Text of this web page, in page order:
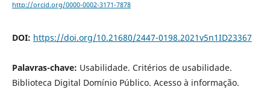
http://orcid.org/0000-0002-3171-7878
DOI: https://doi.org/10.21680/2447-0198.2021v5n1ID23367
Palavras-chave: Usabilidade. Critérios de usabilidade.
Biblioteca Digital Domínio Público. Acesso à informação.